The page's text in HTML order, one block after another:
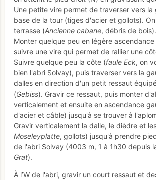
Une petite vire permet de traverser vers la
base de la tour (tiges d'acier et gollots).
terrasse (Ancienne cabane, débris de bois).
Monter quelque peu en légère
suivre une vire qui permet de rallier une
Suivre quelque peu la côte (faule Eck, on
bien l'abri Solvay), puis traverser vers la
dalles en direction d'un petit ressaut
(Gebiss). Gravir ce ressaut, puis monter
verticalement et ensuite en ascendance
d'acier et câble) jusqu'à se trouver à
Gravir verticalement la dalle, le dièdre et
Moseleyplatte, gollots) jusqu'à prendre
de l'abri Solvay (4003 m, 1 à 1h30 depuis
Grat).
À l’W de l'abri, gravir un court ressaut et